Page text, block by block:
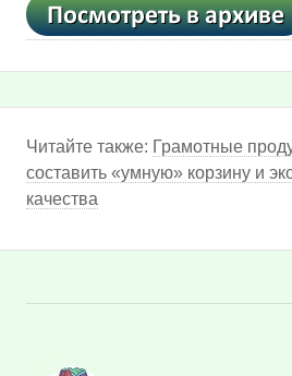
Читайте также: Грамотные
составить «умную» корзину и
качества